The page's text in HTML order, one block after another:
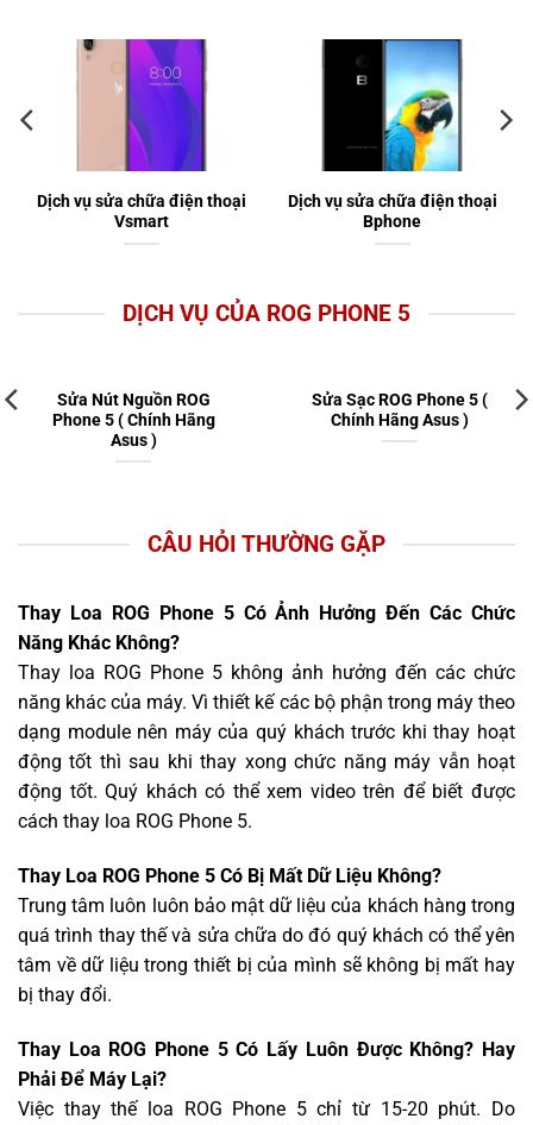
Dịch vụ sửa chữa điện thoại
Vsmart
Dịch vụ sửa chữa điện thoại
Bphone
DỊCH VỤ CỦA ROG PHONE 5
Sửa Nút Nguồn ROG
Phone 5 ( Chính Hãng
Asus )
Sửa Sạc ROG Phone 5 (
Chính Hãng Asus )
CÂU HỎI THƯỜNG GẶP
Thay Loa ROG Phone 5 Có Ảnh Hưởng Đến Các Chức
Năng Khác Không?
Thay loa ROG Phone 5 không ảnh hưởng đến các chức
năng khác của máy. Vì thiết kế các bộ phận trong máy theo
dạng module nên máy của quý khách trước khi thay hoạt
động tốt thì sau khi thay xong chức năng máy vẫn hoạt
động tốt. Quý khách có thể xem video trên để biết được
cách thay loa ROG Phone 5.
Thay Loa ROG Phone 5 Có Bị Mất Dữ Liệu Không?
Trung tâm luôn luôn bảo mật dữ liệu của khách hàng trong
quá trình thay thế và sửa chữa do đó quý khách có thể yên
tâm về dữ liệu trong thiết bị của mình sẽ không bị mất hay
bị thay đổi.
Thay Loa ROG Phone 5 Có Lấy Luôn Được Không? Hay
Phải Để Máy Lại?
Việc thay thế loa ROG Phone 5 chỉ từ 15-20 phút. Do